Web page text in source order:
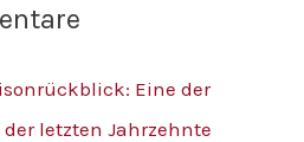
Eine der
letzten Jahrzehnte